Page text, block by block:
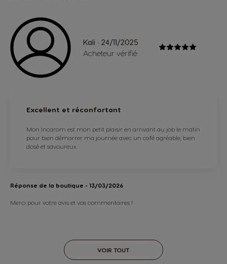
Kali - 24/11/2025
Acheteur vérifié
Excellent et réconfortant
Mon Incarom est mon petit plaisir en arrivant au job le matin
pour bien démarrer ma journée avec un café agréable, bien
dosé et savoureux.
Réponse de la boutique - 13/03/2026
Merci pour votre avis et vos commentaires !
VOIR TOUT